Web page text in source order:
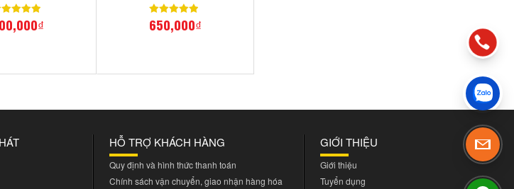
650,000₫
HỖ TRỢ KHÁCH HÀNG
Quy định và hình thức thanh toán
Chính sách vận chuyển, giao nhận hàng hóa
GIỚI THIỆU
Giới thiệu
Tuyển dụng